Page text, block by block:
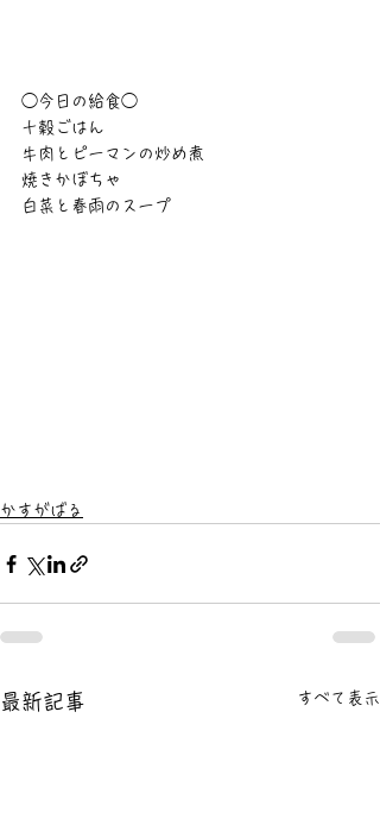
◯今日の給食◯
十穀ごはん
牛肉とピーマンの炒め煮
焼きかぼちゃ
白菜と春雨のスープ
かすがばる
最新記事 すべて表示